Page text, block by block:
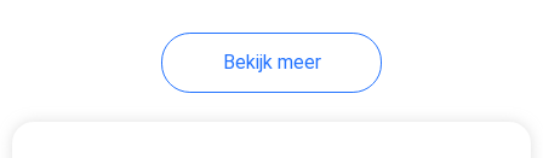
Het Voor het
Bekijk meer